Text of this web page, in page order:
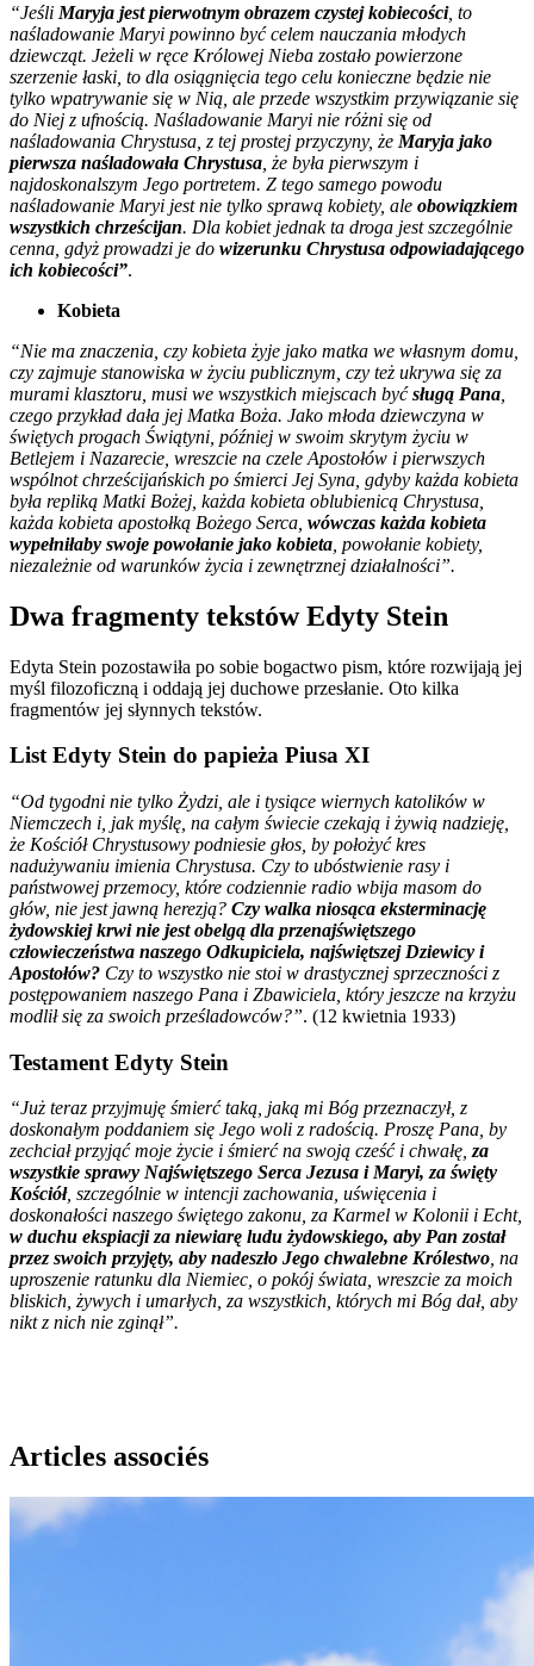
“Jeśli Maryja jest pierwotnym obrazem czystej kobiecości, to
naśladowanie Maryi powinno być celem nauczania młodych
dziewcząt. Jeżeli w ręce Królowej Nieba zostało powierzone
szerzenie łaski, to dla osiągnięcia tego celu konieczne będzie nie
tylko wpatrywanie się w Nią, ale przede wszystkim przywiązanie się
do Niej z ufnością. Naśladowanie Maryi nie różni się od
naśladowania Chrystusa, z tej prostej przyczyny, że Maryja jako
pierwsza naśladowała Chrystusa , że była pierwszym i
najdoskonalszym Jego portretem. Z tego samego powodu
naśladowanie Maryi jest nie tylko sprawą kobiety, ale obowiązkiem
wszystkich chrześcijan. Dla kobiet jednak ta droga jest szczególnie
cenna, gdyż prowadzi je do wizerunku Chrystusa odpowiadającego
ich kobiecości”.
Kobieta
“Nie ma znaczenia, czy kobieta żyje jako matka we własnym domu,
czy zajmuje stanowiska w życiu publicznym, czy też ukrywa się za
murami klasztoru, musi we wszystkich miejscach byćsługą Pana
czego przykład dała jej Matka Boża. Jako młoda dziewczyna w
świętych progach Świątyni, później w swoim skrytym życiu w
Betlejem i Nazarecie, wreszcie na czele Apostołów i pierwszych
wspólnot chrześcijańskich po śmierci Jej Syna, gdyby każda kobieta
była repliką Matki Bożej, każda kobieta oblubienicą Chrystusa,
każda kobieta apostołką Bożego Serca, wówczas każda kobieta
wypełniłaby swoje powołanie jako kobieta , powołanie kobiety,
niezależnie od warunków życia i zewnętrznej działalności”.
Dwa fragmenty tekstów Edyty Stein
Edyta Stein pozostawiła po sobie bogactwo pism, które rozwijają jej
myśl filozoficzną i oddają jej duchowe przesłanie. Oto kilka
fragmentów jej słynnych tekstów.
List Edyty Stein do papieża Piusa XI
“Od tygodni nie tylko Żydzi, ale i tysiące wiernych katolików w
Niemczech i, jak myślę, na całym świecie czekają i żywią nadzieję,
że Kościół Chrystusowy podniesie głos, by położyć kres
nadużywaniu imienia Chrystusa. Czy to ubóstwienie rasy i
państwowej przemocy, które codziennie radio wbija masom do
głów, nie jest jawną herezją? Czy walka niosąca eksterminację
żydowskiej krwi nie jest obelgą dla przenajświętszego
człowieczeństwa naszego Odkupiciela, najświętszej Dziewicy i
Apostołów? Czy to wszystko nie stoi w drastycznej sprzeczności z
postępowaniem naszego Pana i Zbawiciela, który jeszcze na krzyżu
modlił się za swoich prześladowców?”. (12 kwietnia 1933)
Testament Edyty Stein
“Już teraz przyjmuję śmierć taką, jaką mi Bóg przeznaczył, z
doskonałym poddaniem się Jego woli z radością. Proszę Pana, by
zechciał przyjąć moje życie i śmierć na swoją cześć i chwałę, za
wszystkie sprawy Najświętszego Serca Jezusa i Maryi, za święty
Kościół, szczególnie w intencji zachowania, uświęcenia i
doskonałości naszego świętego zakonu, za Karmel w Kolonii i Echt,
w duchu ekspiacji za niewiarę ludu żydowskiego, aby Pan został
przez swoich przyjęty, aby nadeszło Jego chwalebne Królestwo, na
uproszenie ratunku dla Niemiec, o pokój świata, wreszcie za moich
bliskich, żywych i umarłych, za wszystkich, których mi Bóg dał, aby
nikt z nich nie zginął”.
Articles associés